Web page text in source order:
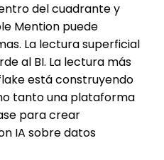
del cuadrante y
Mention puede
La lectura superficial
al BI. La lectura más
está construyendo
tanto una plataforma
para crear
IA sobre datos